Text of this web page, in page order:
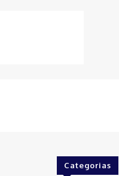
Categorias